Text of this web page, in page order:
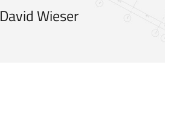
David Wieser